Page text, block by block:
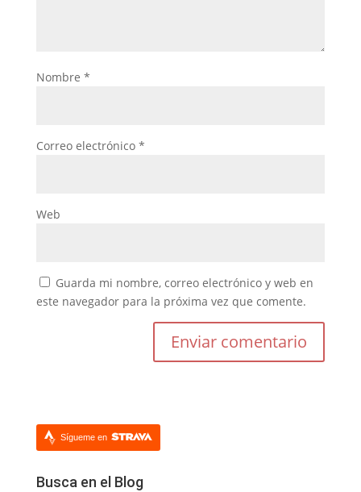
Nombre *
Correo electrónico *
Web
Guarda mi nombre, correo electrónico y web en
este navegador para la próxima vez que comente.
Sígueme en
Busca en el Blog